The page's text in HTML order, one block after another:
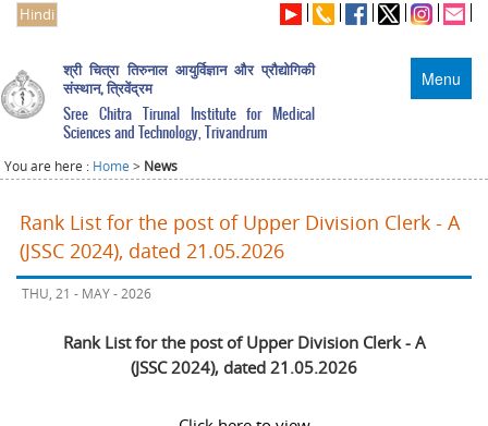
Hindi
Menu
श्री चित्रा तिरुनाल आयुर्विज्ञान और प्रौद्योगिकी
संस्थान, त्रिवेंद्रम
Sree Chitra Tirunal Institute for Medical
Sciences and Technology, Trivandrum
You are here : Home > News
Rank List for the post of Upper Division Clerk - A
(JSSC 2024), dated 21.05.2026
THU, 21 - MAY - 2026
Rank List for the post of Upper Division Clerk - A
(JSSC 2024), dated 21.05.2026